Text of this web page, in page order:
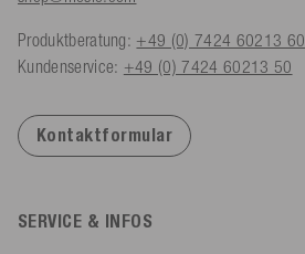
Produktberatung: +49 (0) 7424 60213 60
Kundenservice: +49 (0) 7424 60213 50
Kontaktformular
SERVICE & INFOS